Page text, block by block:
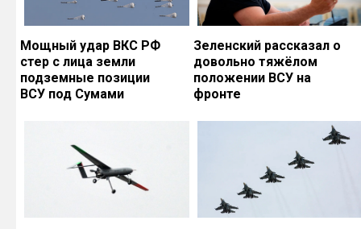
Мощный удар ВКС РФ
стер с лица земли
подземные позиции
ВСУ под Сумами
Зеленский рассказал о
довольно тяжёлом
положении ВСУ на
фронте